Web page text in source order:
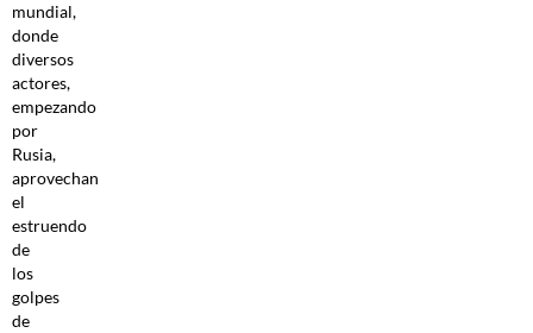
mundial,
donde
diversos
actores,
empezando
por
Rusia,
aprovechan
el
estruendo
de
los
golpes
de